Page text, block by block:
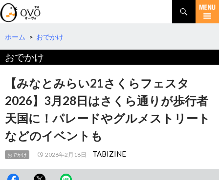
検
索
コ
テ
ツ
へ
ホーム > おでかけ
おでかけ
【みなとみらい21さくらフェスタ
2026】3月28日はさくら通りが歩行者
天国に！パレードやグルメストリート
などのイベントも
おでかけ 2026年2月18日 TABIZINE